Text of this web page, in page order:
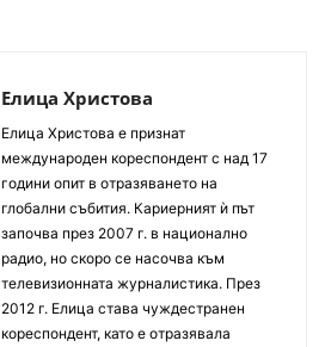
Елица Христова
Елица Христова е признат
международен кореспондент с над 17
години опит в отразяването на
глобални събития. Кариерният ѝ път
започва през 2007 г. в национално
радио, но скоро се насочва към
телевизионната журналистика. През
2012 г. Елица става чуждестранен
кореспондент, като е отразявала